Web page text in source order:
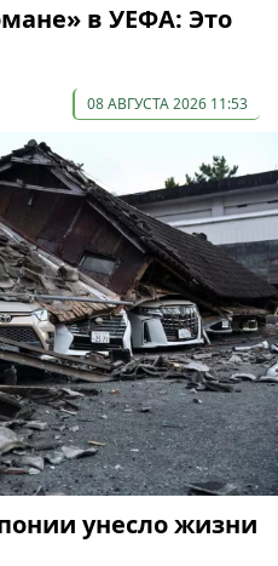
в УЕФА: Это
08 АВГУСТА 2026 11:53
унесло жизни